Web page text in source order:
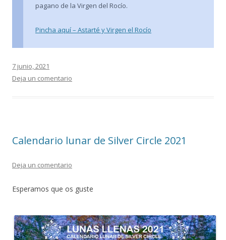
pagano de la Virgen del Rocío.
Pincha aquí – Astarté y Virgen el Rocío
7 junio, 2021
Deja un comentario
Calendario lunar de Silver Circle 2021
Deja un comentario
Esperamos que os guste